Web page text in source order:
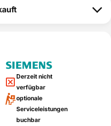
Derzeit nicht
verfügbar
optionale
Serviceleistungen
buchbar